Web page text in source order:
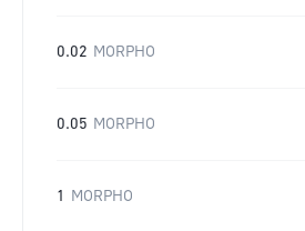
0.02 MORPHO
0.05 MORPHO
1 MORPHO